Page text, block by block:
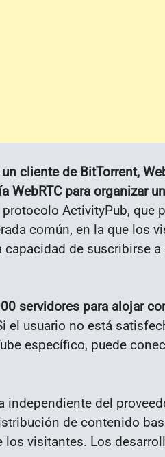
cliente de BitTorrent,
WebRTCpara organizar
ActivityPub, que
común, en la que los
de suscribirse
servidores para alojar
el usuario no está
específico, puede
independiente del
de contenido
los visitantes. Los